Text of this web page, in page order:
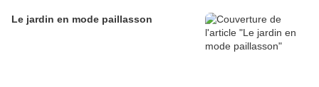
Le jardin en mode paillasson